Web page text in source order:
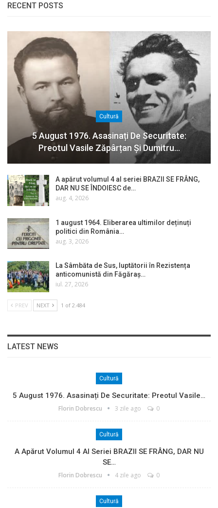
RECENT POSTS
Cultură
5 August 1976. Asasinați De Securitate:
Preotul Vasile Zăpârțan Și Dumitru…
A apărut volumul 4 al seriei BRAZII SE FRÂNG,
DAR NU SE ÎNDOIESC de…
aug. 4, 2026
1 august 1964. Eliberarea ultimilor deținuți
politici din România…
aug. 3, 2026
La Sâmbăta de Sus, luptătorii în Rezistența
anticomunistă din Făgăraș…
iul. 27, 2026
PREV NEXT 1 of 2.484
LATEST NEWS
Cultură
5 August 1976. Asasinați De Securitate: Preotul Vasile…
Florin Dobrescu 3 zile ago 0
Cultură
A Apărut Volumul 4 Al Seriei BRAZII SE FRÂNG, DAR NU
SE…
Florin Dobrescu 4 zile ago 0
Cultură